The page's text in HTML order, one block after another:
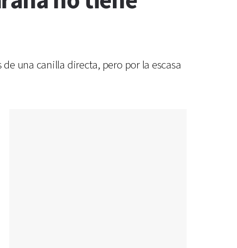
una canilla directa, pero por la escasa